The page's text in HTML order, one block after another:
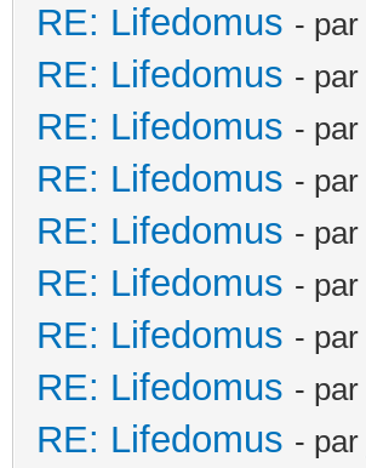
RE: Lifedomus - par
RE: Lifedomus - par
RE: Lifedomus - par
RE: Lifedomus - par
RE: Lifedomus - par
RE: Lifedomus - par
RE: Lifedomus - par
RE: Lifedomus - par
RE: Lifedomus - par